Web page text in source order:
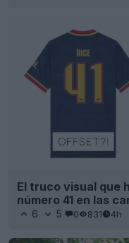
El truco visual que
número 41 en las
6 5 0 831 4h